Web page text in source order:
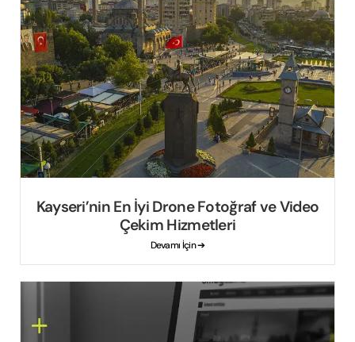
Kayseri’nin En İyi Drone Fotoğraf ve Video
Çekim Hizmetleri
Devamı İçin ➔